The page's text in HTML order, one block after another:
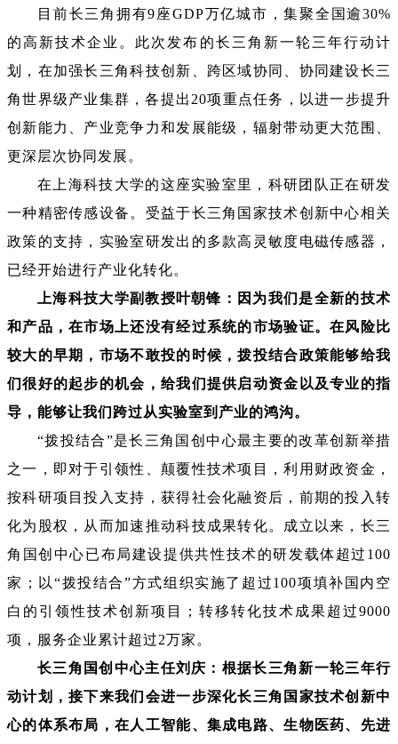
目前长三角拥有9座GDP万亿城市，集聚全国逾30%
的高新技术企业。此次发布的长三角新一轮三年行动计
划，在加强长三角科技创新、跨区域协同、协同建设长三
角世界级产业集群，各提出20项重点任务，以进一步提升
创新能力、产业竞争力和发展能级，辐射带动更大范围、
更深层次协同发展。
在上海科技大学的这座实验室里，科研团队正在研发
一种精密传感设备。受益于长三角国家技术创新中心相关
政策的支持，实验室研发出的多款高灵敏度电磁传感器，
已经开始进行产业化转化。
上海科技大学副教授叶朝锋：因为我们是全新的技术
和产品，在市场上还没有经过系统的市场验证。在风险比
较大的早期，市场不敢投的时候，拨投结合政策能够给我
们很好的起步的机会，给我们提供启动资金以及专业的指
导，能够让我们跨过从实验室到产业的鸿沟。
“拨投结合”是长三角国创中心最主要的改革创新举措
之一，即对于引领性、颠覆性技术项目，利用财政资金，
按科研项目投入支持，获得社会化融资后，前期的投入转
化为股权，从而加速推动科技成果转化。成立以来，长三
角国创中心已布局建设提供共性技术的研发载体超过100
家；以“拨投结合”方式组织实施了超过100项填补国内空
白的引领性技术创新项目；转移转化技术成果超过9000
项，服务企业累计超过2万家。
长三角国创中心主任刘庆：根据长三角新一轮三年行
动计划，接下来我们会进一步深化长三角国家技术创新中
心的体系布局，在人工智能、集成电路、生物医药、先进